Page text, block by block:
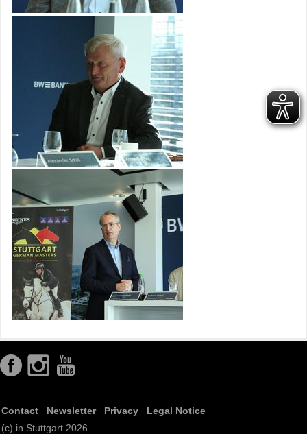
Contact Newsletter Privacy
Legal Notice
(c) in.Stuttgart 2026